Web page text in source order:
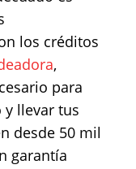
los créditos
,
para
llevar tus
desde 50 mil
garantía